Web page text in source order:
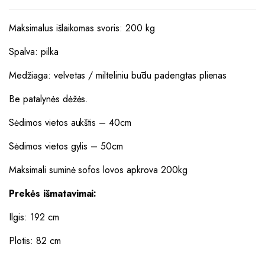
Maksimalus išlaikomas svoris: 200 kg
Spalva: pilka
Medžiaga: velvetas / milteliniu būdu padengtas plienas
Be patalynės dėžės.
Sėdimos vietos aukštis – 40cm
Sėdimos vietos gylis – 50cm
Maksimali suminė sofos lovos apkrova 200kg
Prekės išmatavimai:
Ilgis: 192 cm
Plotis: 82 cm